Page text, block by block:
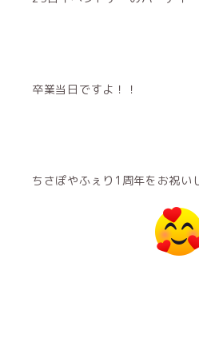
卒業当日ですよ！！
ちさぽやふぇり1周年をお祝い